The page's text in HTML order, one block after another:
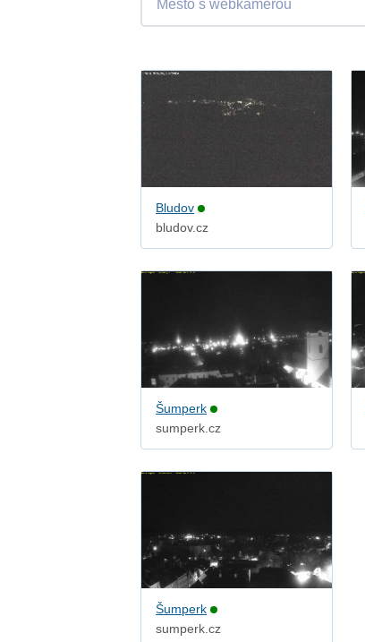
Bludov
bludov.cz
Šumperk
sumperk.cz
Šumperk
sumperk.cz